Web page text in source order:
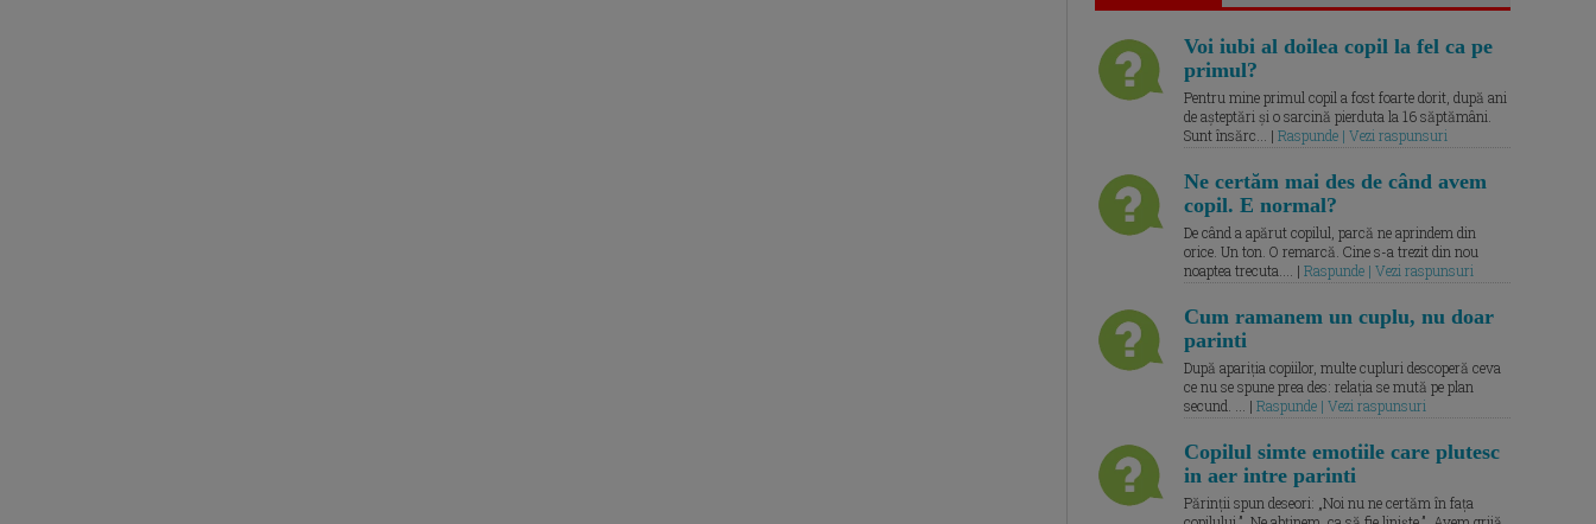
Voi iubi al doilea copil la fel ca pe
primul?
Pentru mine primul copil a fost foarte dorit, după ani
de așteptări și o sarcină pierduta la 16 săptămâni.
Sunt însărc... | Raspunde | Vezi raspunsuri
Ne certăm mai des de când avem
copil. E normal?
De când a apărut copilul, parcă ne aprindem din
orice. Un ton. O remarcă. Cine s-a trezit din nou
noaptea trecuta.... | Raspunde | Vezi raspunsuri
Cum ramanem un cuplu, nu doar
parinti
După apariția copiilor, multe cupluri descoperă ceva
ce nu se spune prea des: relația se mută pe plan
secund. ... | Raspunde | Vezi raspunsuri
Copilul simte emotiile care plutesc
in aer intre parinti
Părinții spun deseori: „Noi nu ne certăm în fața